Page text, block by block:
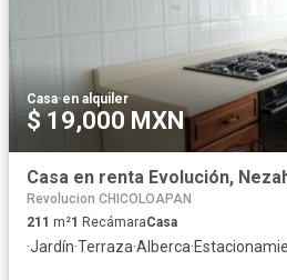
Casa·en alquiler
$ 19,000 MXN
Casa en renta Evolución,
Revolucion CHICOLOAPAN
211 m²1 RecámaraCasa
·Jardín·Terraza·Alberca·